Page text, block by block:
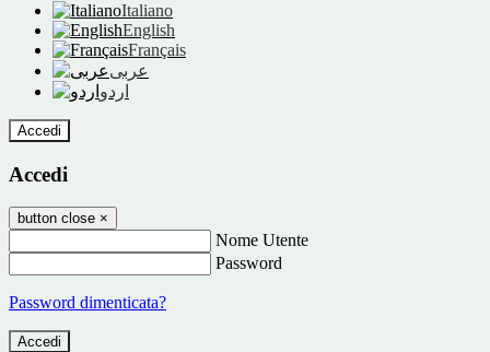
Italiano
English
Français
عربى
اردو
Accedi
Accedi
button close ×
Nome Utente
Password
Password dimenticata?